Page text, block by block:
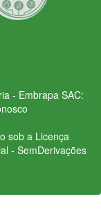
- Embrapa SAC:
sob a Licença
- SemDerivações